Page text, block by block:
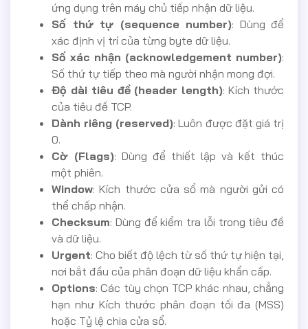
ứng dụng trên máy chủ tiếp nhận dữ liệu.
Số thứ tự (sequence number): Dùng để
xác định vị trí của từng byte dữ liệu.
Số xác nhận (acknowledgement number):
Số thứ tự tiếp theo mà người nhận mong đợi.
Độ dài tiêu đề (header length): Kích thước
của tiêu đề TCP.
Dành riêng (reserved): Luôn được đặt giá trị
0.
Cờ (Flags): Dùng để thiết lập và kết thúc
một phiên.
Window: Kích thước cửa sổ mà người gửi có
thể chấp nhận.
Checksum: Dùng để kiểm tra lỗi trong tiêu đề
và dữ liệu.
Urgent: Cho biết độ lệch từ số thứ tự hiện tại,
nơi bắt đầu của phân đoạn dữ liệu khẩn cấp.
Options: Các tùy chọn TCP khác nhau, chẳng
hạn như Kích thước phân đoạn tối đa (MSS)
hoặc Tỷ lệ chia cửa sổ.